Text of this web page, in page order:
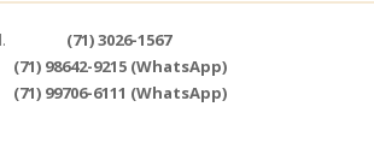
(71) 3026-1567
(71) 98642-9215 (WhatsApp)
(71) 99706-6111 (WhatsApp)